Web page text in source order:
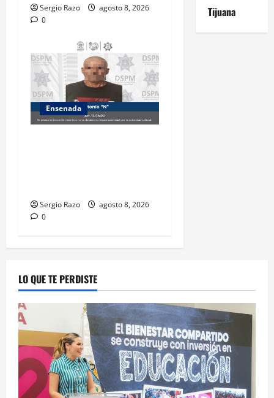
Sergio Razo
agosto 8, 2026
0
Ensenada
Sergio Razo
agosto 8, 2026
0
Tijuana
LO QUE TE PERDISTE